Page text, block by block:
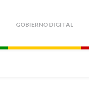
GOBIERNO DIGITAL